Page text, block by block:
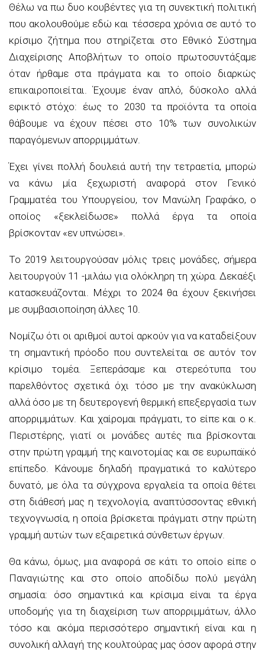
Θέλω να πω δυο κουβέντες για τη συνεκτική πολιτική
που ακολουθούμε εδώ και τέσσερα χρόνια σε αυτό το
κρίσιμο ζήτημα που στηρίζεται στο Εθνικό Σύστημα
Διαχείρισης Αποβλήτων το οποίο πρωτοσυντάξαμε
όταν ήρθαμε στα πράγματα και το οποίο διαρκώς
επικαιροποιείται. Έχουμε έναν απλό, δύσκολο αλλά
εφικτό στόχο: έως το 2030 τα προϊόντα τα οποία
θάβουμε να έχουν πέσει στο 10% των συνολικών
παραγόμενων απορριμμάτων.
Έχει γίνει πολλή δουλειά αυτή την τετραετία, μπορώ
να κάνω μία ξεχωριστή αναφορά στον Γενικό
Γραμματέα του Υπουργείου, τον Μανώλη Γραφάκο, ο
οποίος «ξεκλείδωσε» πολλά έργα τα οποία
βρίσκονταν «εν υπνώσει».
Το 2019 λειτουργούσαν μόλις τρεις μονάδες, σήμερα
λειτουργούν 11 -μιλάω για ολόκληρη τη χώρα. Δεκαέξι
κατασκευάζονται. Μέχρι το 2024 θα έχουν ξεκινήσει
με συμβασιοποίηση άλλες 10.
Νομίζω ότι οι αριθμοί αυτοί αρκούν για να καταδείξουν
τη σημαντική πρόοδο που συντελείται σε αυτόν τον
κρίσιμο τομέα. Ξεπεράσαμε και στερεότυπα του
παρελθόντος σχετικά όχι τόσο με την ανακύκλωση
αλλά όσο με τη δευτερογενή θερμική επεξεργασία των
απορριμμάτων. Και χαίρομαι πράγματι, το είπε και ο κ.
Περιστέρης, γιατί οι μονάδες αυτές πια βρίσκονται
στην πρώτη γραμμή της καινοτομίας και σε ευρωπαϊκό
επίπεδο. Κάνουμε δηλαδή πραγματικά το καλύτερο
δυνατό, με όλα τα σύγχρονα εργαλεία τα οποία θέτει
στη διάθεσή μας η τεχνολογία, αναπτύσσοντας εθνική
τεχνογνωσία, η οποία βρίσκεται πράγματι στην πρώτη
γραμμή αυτών των εξαιρετικά σύνθετων έργων.
Θα κάνω, όμως, μια αναφορά σε κάτι το οποίο είπε ο
Παναγιώτης και στο οποίο αποδίδω πολύ μεγάλη
σημασία: όσο σημαντικά και κρίσιμα είναι τα έργα
υποδομής για τη διαχείριση των απορριμμάτων, άλλο
τόσο και ακόμα περισσότερο σημαντική είναι και η
συνολική αλλαγή της κουλτούρας μας όσον αφορά στην